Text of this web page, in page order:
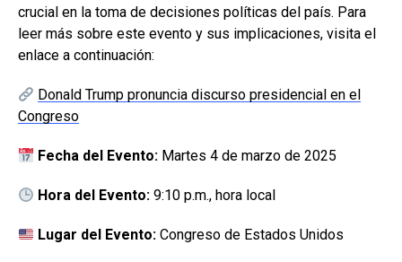
crucial en la toma de decisiones políticas del país. Para
leer más sobre este evento y sus implicaciones, visita el
enlace a continuación:
Donald Trump pronuncia discurso presidencial en el
Congreso
Fecha del Evento: Martes 4 de marzo de 2025
Hora del Evento: 9:10 p.m., hora local
Lugar del Evento: Congreso de Estados Unidos